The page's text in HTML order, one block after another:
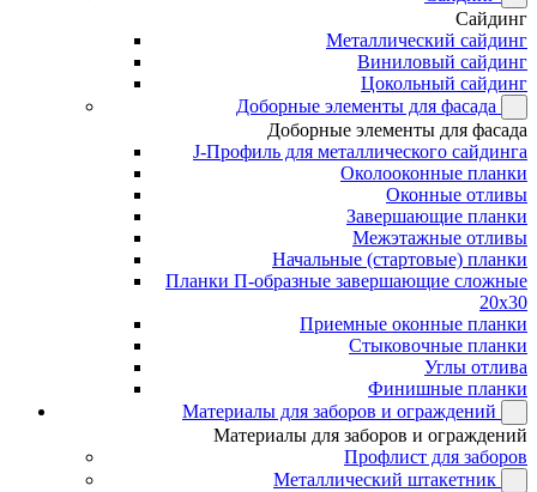
Сайдинг
Металлический сайдинг
Виниловый сайдинг
Цокольный сайдинг
Доборные элементы для фасада
Доборные элементы для фасада
J-Профиль для металлического сайдинга
Околооконные планки
Оконные отливы
Завершающие планки
Межэтажные отливы
Начальные (стартовые) планки
Планки П-образные завершающие сложные
20x30
Приемные оконные планки
Стыковочные планки
Углы отлива
Финишные планки
Материалы для заборов и ограждений
Материалы для заборов и ограждений
Профлист для заборов
Металлический штакетник